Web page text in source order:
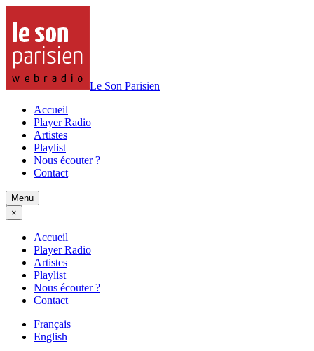
Le Son Parisien
Accueil
Player Radio
Artistes
Playlist
Nous écouter ?
Contact
Menu
×
Accueil
Player Radio
Artistes
Playlist
Nous écouter ?
Contact
Français
English